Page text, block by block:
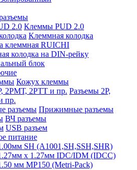
Клеммы PUD 2.0
Клеммная колодка
клеммная RUICHI
колодка на DIN-рейку
блок
Кожух клеммы
Разъемы 2Р,
пр.
Прижимные разъемы
ВЧ разъемы
USB разъем
питание
SH (A1001,SH,SSH,SHR)
x 1.27мм IDC/IDM (IDCC)
мм MP150 (Metri-Pack)